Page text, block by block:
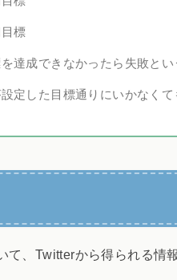
標
を達成できなかったら失敗と
定した目標通りにいかなくて
て、Twitterから得られる情